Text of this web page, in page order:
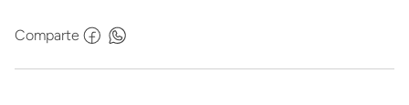
Comparte